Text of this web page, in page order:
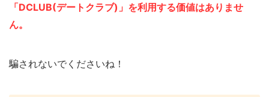
「DCLUB(デートクラブ)」を利用する価値はありませ
ん。
騙されないでくださいね！